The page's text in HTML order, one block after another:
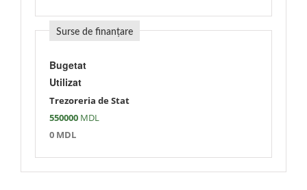
Surse de finanțare
Bugetat
Utilizat
Trezoreria de Stat
550000 MDL
0 MDL